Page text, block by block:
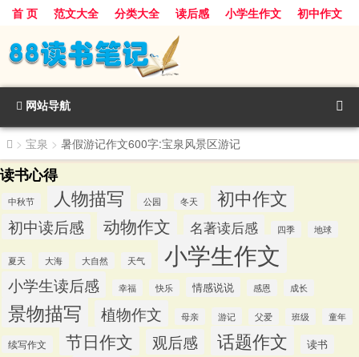
首 页 范文大全 分类大全 读后感 小学生作文
初中作文
景物描写
话题作文 人物描写
节日作文
网站导航
> 宝泉 > 暑假游记作文600字:宝泉风景区游记
读书心得
中秋节 人物描写 公园 冬天 初中作文
初中读后感 动物作文 名著读后感 四季 地球
夏天 大海 大自然 天气 小学生作文
小学生读后感 幸福 快乐 情感说说 感恩 成长
景物描写 植物作文 母亲 游记 父爱 班级 童年
续写作文 节日作文 观后感 话题作文 读书